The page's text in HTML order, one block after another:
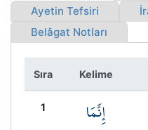
Ayetin Tefsiri
Belâgat Notları
Sıra Kelime
1 إِنَّمَا